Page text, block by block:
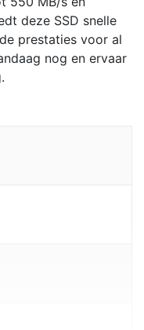
deze SSD snelle
prestaties voor al
nog en ervaar